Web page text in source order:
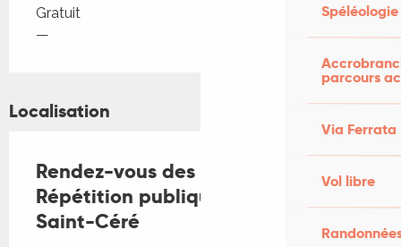
Spéléologie
parcours
Via Ferrata
Vol libre
Tarifs 2026
Gratuit
—
Localisation
Rendez-vous des curieux [
Répétition publique ] Festival de
Saint-Céré